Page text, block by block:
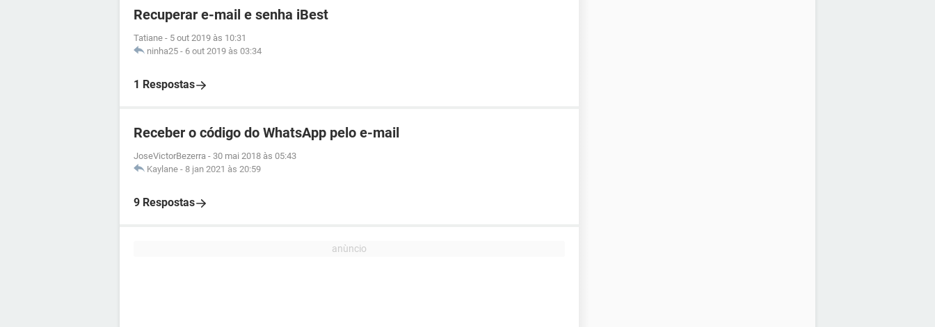
Recuperar e-mail e senha iBest
Tatiane - 5 out 2019 às 10:31
ninha25 - 6 out 2019 às 03:34
1 Respostas
Receber o código do WhatsApp pelo e-mail
JoseVictorBezerra - 30 mai 2018 às 05:43
Kaylane - 8 jan 2021 às 20:59
9 Respostas